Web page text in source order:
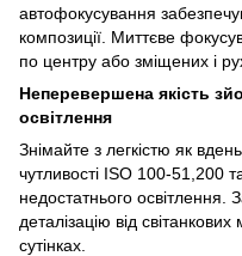
автофокусування
композиції. Миттєве
по центру або зміщених і
Неперевершена якість
освітлення
Знімайте з легкістю як
чутливості ISO 100-51,200
недостатнього
деталізацію від
сутінках.